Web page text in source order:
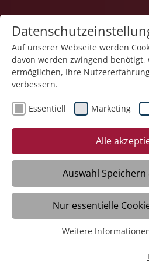
20.11.2025
Vom Reißbrett
Schreibtisch
Meckenbeuren/
Halder arbeitet seit 30
Stiftung Liebenau und
einer der
Wie sie dazu
Auf unserer Webseite werden
davon werden zwingend
ermöglichen, Ihre
verbessern.
Essentiell Marketing
Alle
Auswahl
Nur essentielle
Essentiell
Essentielle Cookies werden für
Weitere